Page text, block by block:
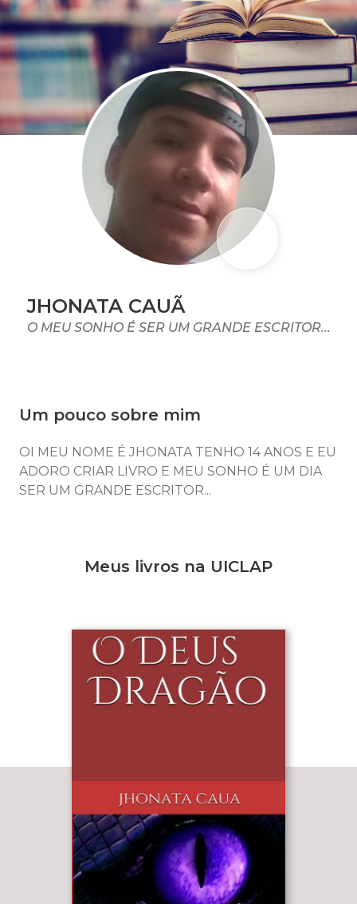
JHONATA CAUÃ
O MEU SONHO É SER UM GRANDE ESCRITOR...
Um pouco sobre mim
OI MEU NOME É JHONATA TENHO 14 ANOS E EU
ADORO CRIAR LIVRO E MEU SONHO É UM DIA
SER UM GRANDE ESCRITOR...
Meus livros na UICLAP